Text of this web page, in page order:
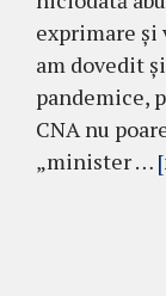
exprimare și
am dovedit
pandemice,
CNA nu
„minister …